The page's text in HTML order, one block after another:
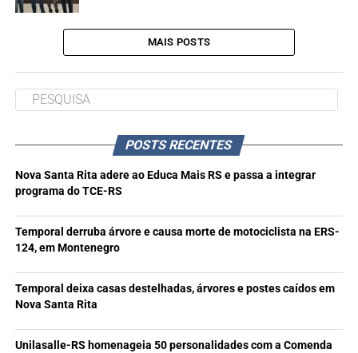
MAIS POSTS
POSTS RECENTES
Nova Santa Rita adere ao Educa Mais RS e passa a integrar
programa do TCE-RS
Temporal derruba árvore e causa morte de motociclista na ERS-
124, em Montenegro
Temporal deixa casas destelhadas, árvores e postes caídos em
Nova Santa Rita
Unilasalle-RS homenageia 50 personalidades com a Comenda